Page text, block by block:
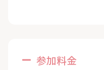
参加料金